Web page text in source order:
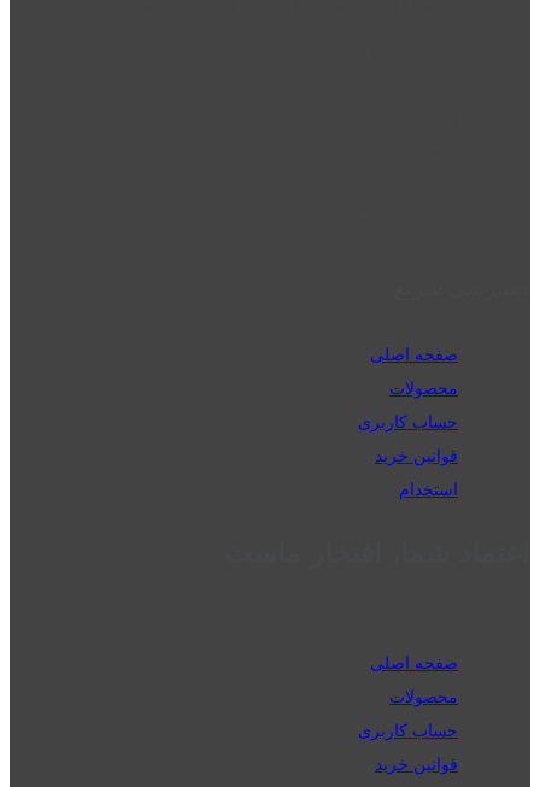
صفحه اصلی
محصولات
حساب کاربری
قوانین خرید
استخدام
صفحه اصلی
محصولات
حساب کاربری
قوانین خرید